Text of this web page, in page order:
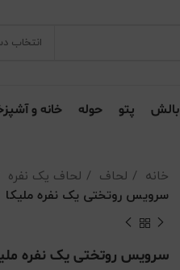
انتخاب
بالش پتو حوله خانه و
خانه لحاف لحاف یک نفره
سرویس روتختی یک نفره ملیکا
سرویس روتختی یک نفره